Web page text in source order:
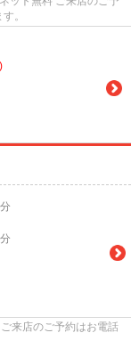
。
来店のご予約はお電話